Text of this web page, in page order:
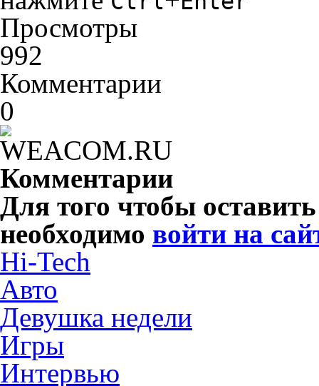
Просмотры
992
Комментарии
0
Комментарии
Для того чтобы
необходимо войти на
Hi-Tech
Авто
Девушка недели
Игры
Интервью